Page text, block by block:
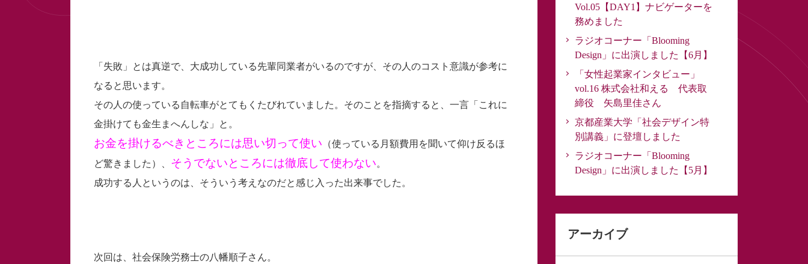
「失敗」とは真逆で、大成功している先輩同業者がいるのですが、その人のコスト意識が参考に
なると思います。
その人の使っている自転車がとてもくたびれていました。そのことを指摘すると、一言「これに
金掛けても金生まへんしな」と。
お金を掛けるべきところには思い切って使い （使っている月額費用を聞いて仰け反るほ
ど驚きました）、 そうでないところには徹底して使わない。
成功する人というのは、そういう考えなのだと感じ入った出来事でした。
次回は、社会保険労務士の八幡順子さん。
Vol.05【DAY1】ナビゲーターを
務めました
ラジオコーナー「Blooming
Design」に出演しました【6月】
「女性起業家インタビュー」
vol.16 株式会社和える 代表取
締役 矢島里佳さん
京都産業大学「社会デザイン特
別講義」に登壇しました
ラジオコーナー「Blooming
Design」に出演しました【5月】
アーカイブ